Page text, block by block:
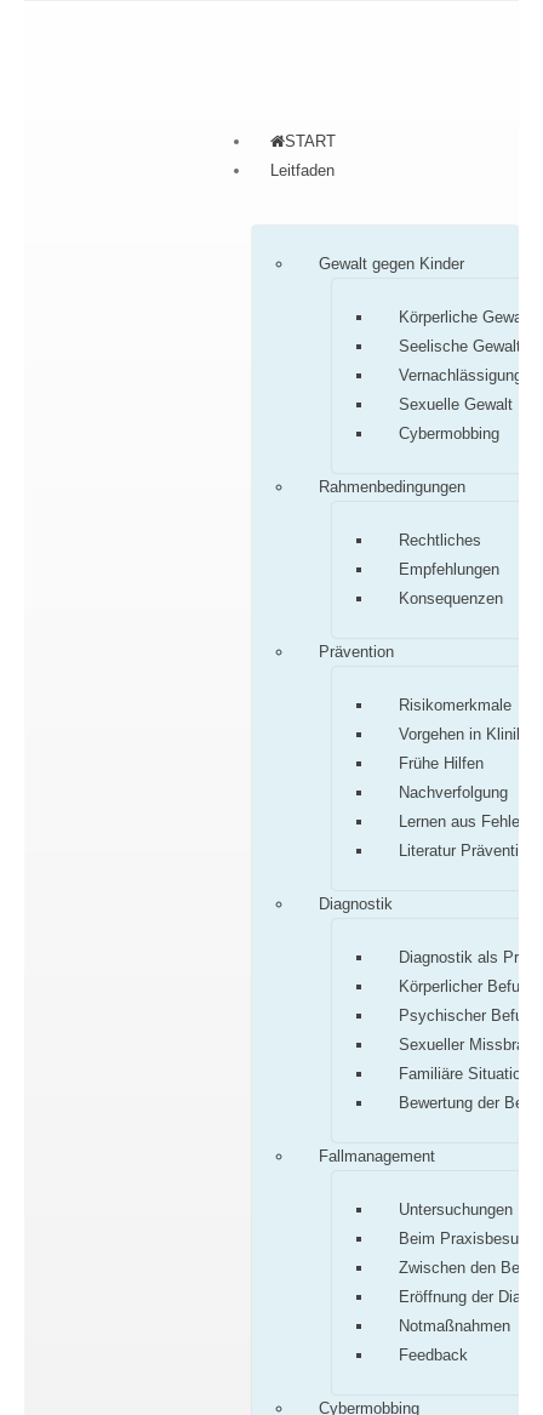
START
Leitfaden
Gewalt gegen Kinder
Körperliche Gewalt
Seelische Gewalt
Vernachlässigung
Sexuelle Gewalt
Cybermobbing
Rahmenbedingungen
Rechtliches
Empfehlungen
Konsequenzen
Prävention
Risikomerkmale
Vorgehen in Klinik/
Frühe Hilfen
Nachverfolgung
Lernen aus Fehlern
Literatur Prävention
Diagnostik
Diagnostik als
Körperlicher Befund
Psychischer Befund
Sexueller
Familiäre Situation
Bewertung der
Fallmanagement
Untersuchungen
Beim Praxisbesuch
Zwischen den
Eröffnung der
Notmaßnahmen
Feedback
Cybermobbing